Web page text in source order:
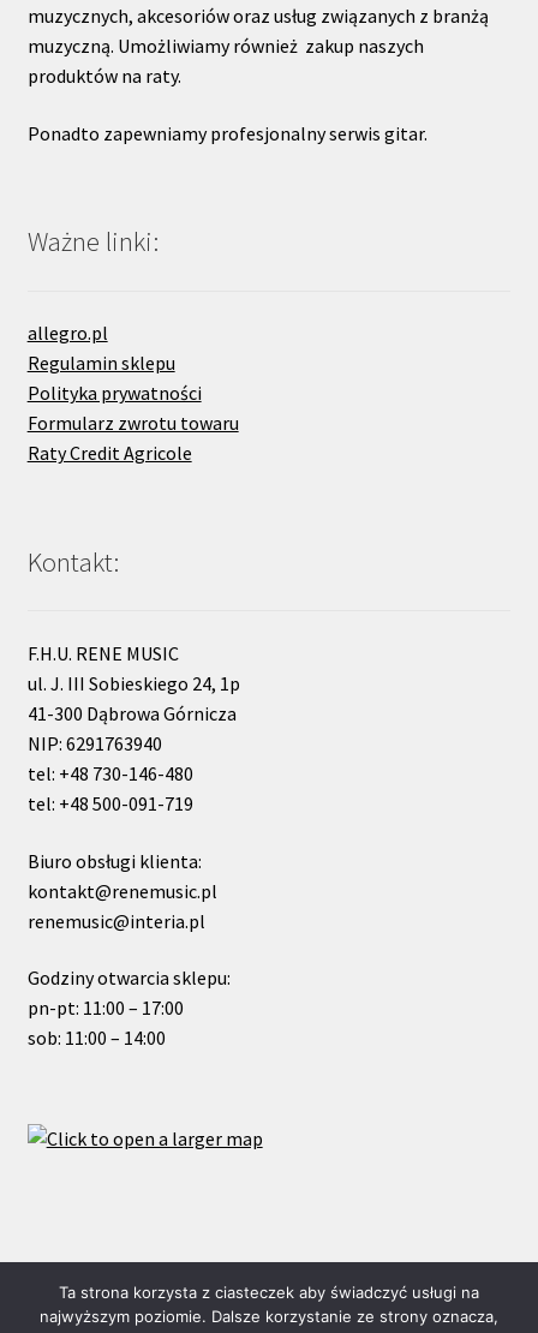
muzycznych, akcesoriów oraz usług związanych z branżą
muzyczną. Umożliwiamy również zakup naszych
produktów na raty.
Ponadto zapewniamy profesjonalny serwis gitar.
Ważne linki:
allegro.pl
Regulamin sklepu
Polityka prywatności
Formularz zwrotu towaru
Raty Credit Agricole
Kontakt:
F.H.U. RENE MUSIC
ul. J. III Sobieskiego 24, 1p
41-300 Dąbrowa Górnicza
NIP: 6291763940
tel: +48 730-146-480
tel: +48 500-091-719
Biuro obsługi klienta:
kontakt@renemusic.pl
renemusic@interia.pl
Godziny otwarcia sklepu:
pn-pt: 11:00 – 17:00
sob: 11:00 – 14:00
© ReneMusic 2020 Powered by Michal Zalas
Ta strona korzysta z ciasteczek aby świadczyć usługi na
najwyższym poziomie. Dalsze korzystanie ze strony oznacza,